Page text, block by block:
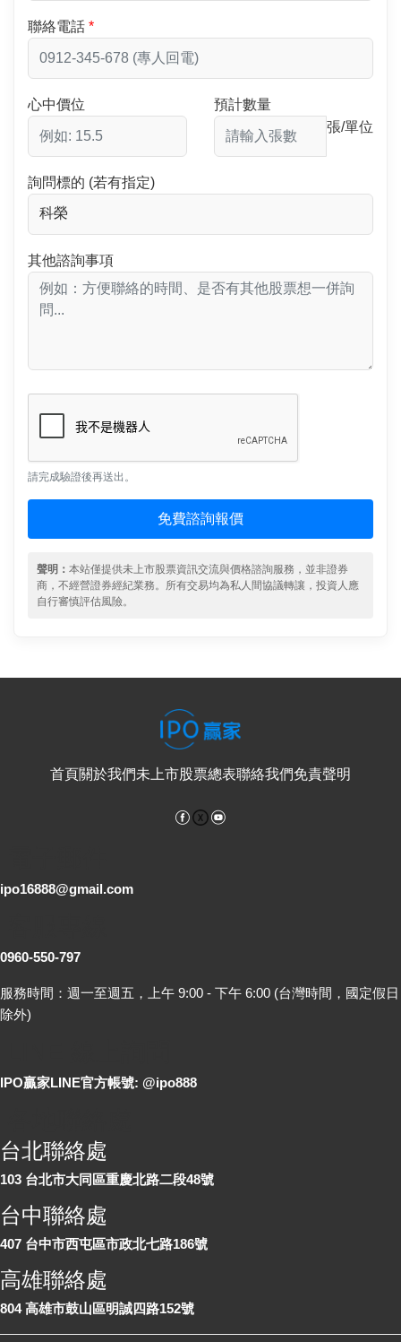
聯絡電話
心中價位
預計數量
張/單位
詢問標的 (若有指定)
其他諮詢事項
請完成驗證後再送出。
免費諮詢報價
聲明： 本站僅提供未上市股票資訊交流與價格諮詢服務，並非證券
商，不經營證券經紀業務。所有交易均為私人間協議轉讓，投資人應
自行審慎評估風險。
首頁關於我們未上市股票總表聯絡我們免責聲明
Facebook
ipo16888@gmail.com
0960-550-797
服務時間：週一至週五，上午 9:00 - 下午 6:00 (台灣時間，國定假日
除外)
IPO贏家LINE官方帳號: @ipo888
台北聯絡處
103 台北市大同區重慶北路二段48號
台中聯絡處
407 台中市西屯區市政北七路186號
高雄聯絡處
804 高雄市鼓山區明誠四路152號